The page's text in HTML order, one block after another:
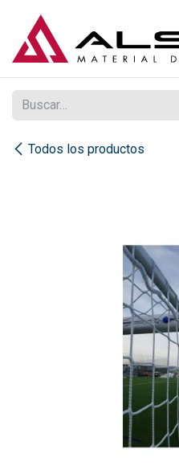
Todos los productos